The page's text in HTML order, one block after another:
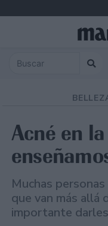
Acné en
Muchas
que van más allá
importante